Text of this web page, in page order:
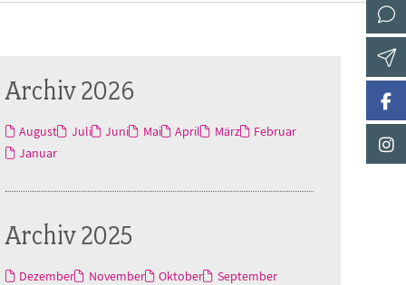
Archiv 2026
August Juli Juni Mai April März
Februar
Januar
Archiv 2025
Dezember November Oktober
September